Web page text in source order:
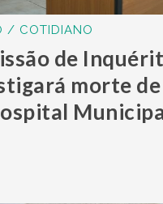
/ COTIDIANO
de
morte